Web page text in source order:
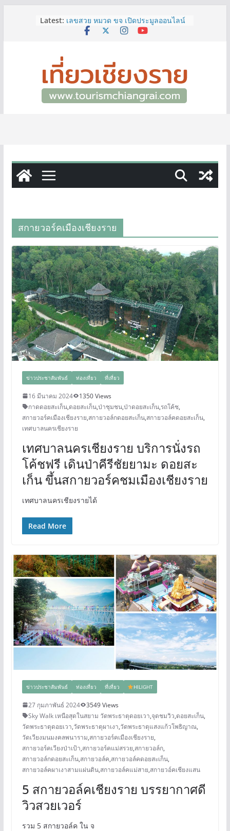
Latest: เชียงรายหน้าฝน ให้ชุ่มฉ่ำหัวใจไปกับ
“Feel All the Feelings” เที่ยวให้สนุก
เลขสวย หมวด ขจ เปิดประมูลออนไลน์
แล้ววันนี้ เลขเด่น เลขมงคล ความหมาย
ดีมีให้เลือกหลากหลายทั้ง 301 หมายเลข
3 พิกัด ที่เที่ยวชมงานเทศกาลโล้ชิงช้า
จ.เชียงราย ที่ไม่ควรพลาด!
ศิลปะมีชีวิต หนุนเศรษฐกิจสร้างสรรค์
สกายวอร์คเมืองเชียงราย
ข่าวประชาสัมพันธ์ ท่องเที่ยว ที่เที่ยว
16 มีนาคม 2024
1350 Views
กาดดอยสะเก็น,ดอยสะเก็น,ป่าชุมชน,ป่าดอยสะเก็น,รถโค้ช,
สกายวอร์คเมืองเชียงราย,สกายวอล์กดอยสะเก็น,สกายวอล์คดอยสะเก็น,
เทศบาลนครเชียงราย
เทศบาลนครเชียงราย บริการนั่งรถ
โค้ชฟรี เดินป่าคีรีชัยยามะ ดอยสะ
เก็น ขึ้นสกายวอร์คชมเมืองเชียงราย
เทศบาลนครเชียงรายได้
Read More
ข่าวประชาสัมพันธ์ ท่องเที่ยว ที่เที่ยว HILIGHT
27 กุมภาพันธ์ 2024
3549 Views
Sky Walk เหนือสุดในสยาม วัดพระธาตุดอยเวา,จุดชมวิว,ดอยสะเก็น,
วัดพระธาตุดอยเวา,วัดพระธาตุผาเงา,วัดพระธาตุแสงแก้วโพธิญาณ,
วัดเวียงมนมงคลพนาราม,สกายวอร์คเมืองเชียงราย,
สกายวอร์คเวียงป่าเป้า,สกายวอร์คแม่สรวย,สกายวอล์ก,
สกายวอล์กดอยสะเก็น,สกายวอล์ค,สกายวอล์คดอยสะเก็น,
สกายวอล์คผาเงาสามแผ่นดิน,สกายวอล์คแม่สาย,สกายวอ์คเชียงแสน
5 สกายวอล์คเชียงราย บรรยากาศดี
วิวสวยเวอร์
รวม 5 สกายวอล์ค ใน จ